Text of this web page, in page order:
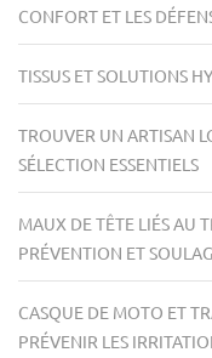
CONFORT ET LES
TISSUS ET SOLUTIONS
TROUVER UN ARTISAN
SÉLECTION ESSENTIELS
MAUX DE TÊTE LIÉS AU
PRÉVENTION ET
CASQUE DE MOTO ET
PRÉVENIR LES